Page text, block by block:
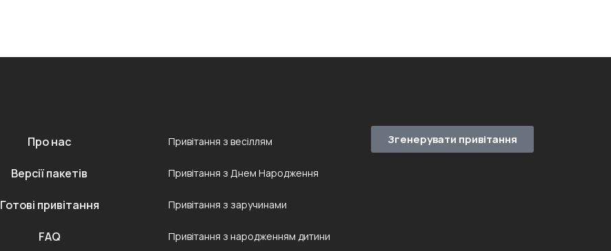
Про нас
Версії пакетів
Готові привітання
FAQ
Привітання з весіллям
Привітання з Днем Народження
Привітання з заручинами
Привітання з народженням дитини
Згенерувати привітання